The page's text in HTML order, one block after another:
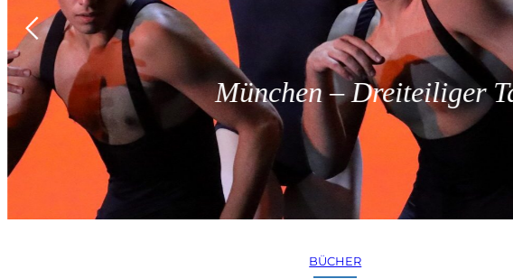
München – Dreiteiliger
BÜCHER